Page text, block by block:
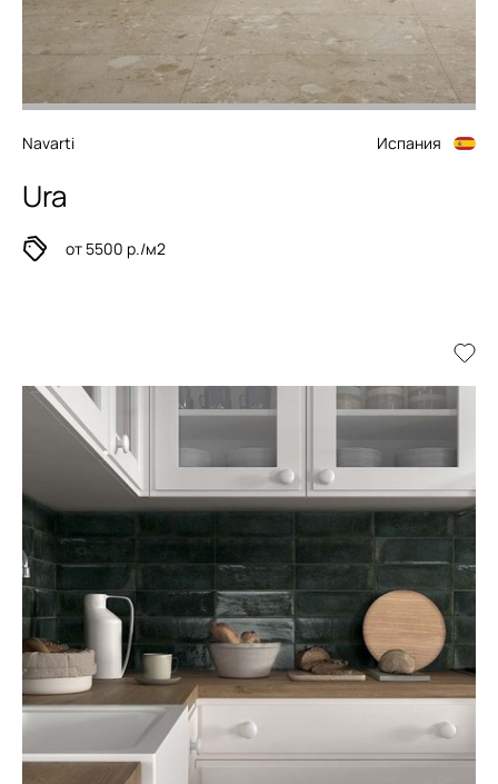
Navarti Испания
Ura
от 5500 р./м2